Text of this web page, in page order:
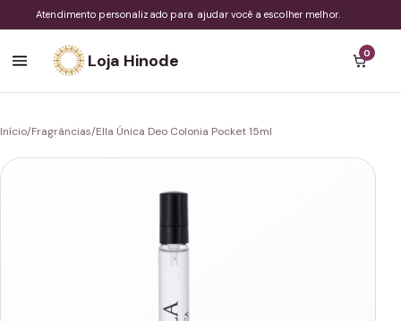
Atendimento personalizado para ajudar você a escolher melhor.
Loja Hinode 0
Início/Fragrâncias/Ella Única Deo Colonia Pocket 15ml